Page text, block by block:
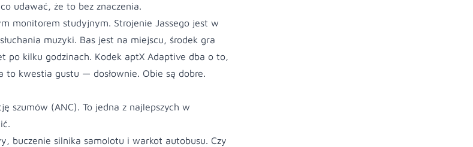
udawać, że to bez znaczenia.
monitorem studyjnym. Strojenie Jassego jest w
muzyki. Bas jest na miejscu, środek gra
po kilku godzinach. Kodek aptX Adaptive dba o to,
to kwestia gustu — dosłownie. Obie są dobre.
szumów (ANC). To jedna z najlepszych w
buczenie silnika samolotu i warkot autobusu. Czy